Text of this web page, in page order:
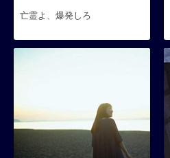
亡霊よ、爆発しろ